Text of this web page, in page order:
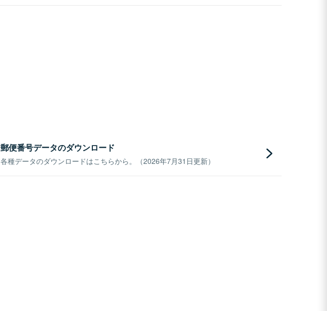
郵便番号データのダウンロード
各種データのダウンロードはこちらから。（2026年7月31日更新）